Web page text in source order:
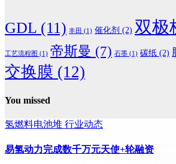
GDL (11) 丰田 (1) 催化剂 (2) 双极
工艺流程图 (1) 帝斯曼 (7) 石墨 (1) 碳纸 (2)
交换膜 (12)
You missed
氢燃料电池堆 行业动态
易氢动力完成数千万元天使+轮融资